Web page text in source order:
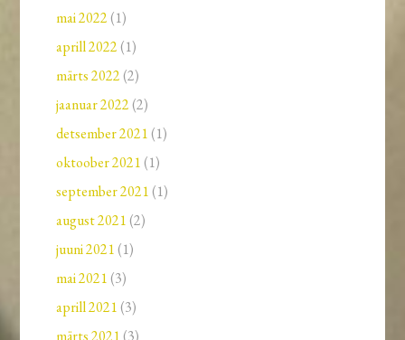
mai 2022 (1)
aprill 2022 (1)
märts 2022 (2)
jaanuar 2022 (2)
detsember 2021 (1)
oktoober 2021 (1)
september 2021 (1)
august 2021 (2)
juuni 2021 (1)
mai 2021 (3)
aprill 2021 (3)